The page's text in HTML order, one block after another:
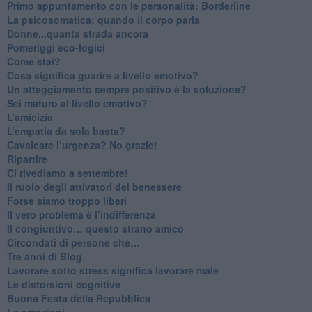
​Primo appuntamento con le personalità: Borderline
La psicosomatica: quando il corpo parla
Donne...quanta strada ancora
​Pomeriggi eco-logici
​Come stai?
Cosa significa guarire a livello emotivo?
​Un atteggiamento sempre positivo è la soluzione?
​Sei maturo al livello emotivo?
​L’amicizia
​L’empatia da sola basta?
​Cavalcare l’urgenza? No grazie!
Ripartire
​Ci rivediamo a settembre!
​Il ruolo degli attivatori del benessere
​Forse siamo troppo liberi
​Il vero problema è l’indifferenza
​Il congiuntivo… questo strano amico
​Circondati di persone che…
​Tre anni di Blog
​Lavorare sotto stress significa lavorare male
​Le distorsioni cognitive
​Buona Festa della Repubblica